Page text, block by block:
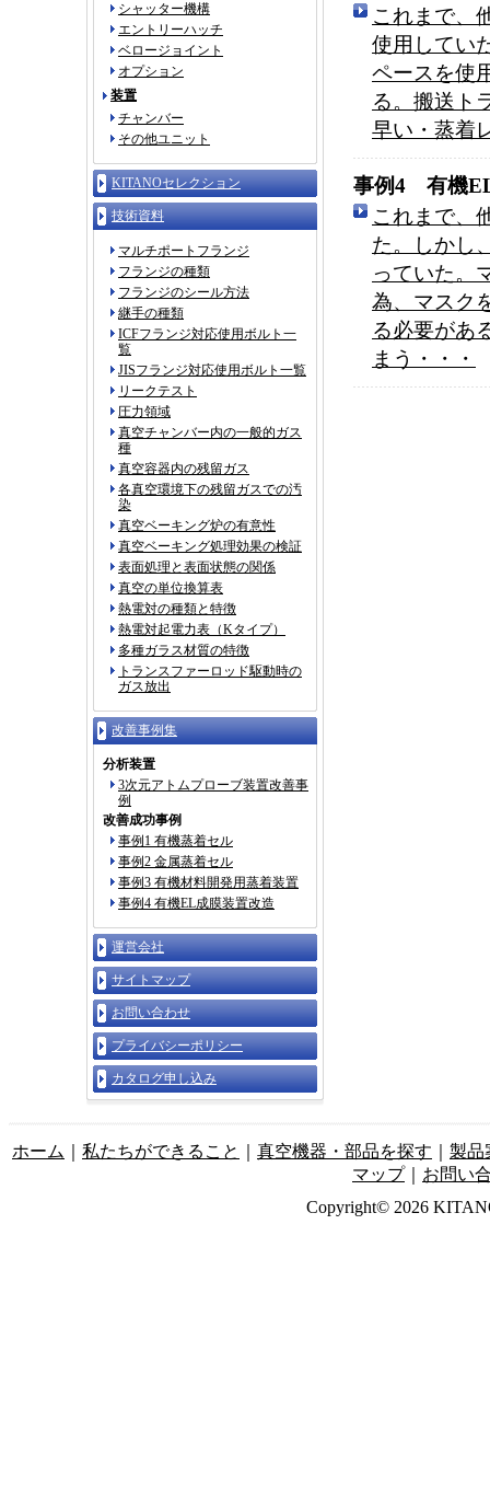
シャッター機構
エントリーハッチ
ベロージョイント
オプション
装置
チャンバー
その他ユニット
KITANOセレクション
技術資料
マルチポートフランジ
フランジの種類
フランジのシール方法
継手の種類
ICFフランジ対応使用ボルト一
覧
JISフランジ対応使用ボルト一覧
リークテスト
圧力領域
真空チャンバー内の一般的ガス
種
真空容器内の残留ガス
各真空環境下の残留ガスでの汚
染
真空ベーキング炉の有意性
真空ベーキング処理効果の検証
表面処理と表面状態の関係
真空の単位換算表
熱電対の種類と特徴
熱電対起電力表（Kタイプ）
多種ガラス材質の特徴
トランスファーロッド駆動時の
ガス放出
改善事例集
分析装置
3次元アトムプローブ装置改善事
例
改善成功事例
事例1 有機蒸着セル
事例2 金属蒸着セル
事例3 有機材料開発用蒸着装置
事例4 有機EL成膜装置改造
運営会社
サイトマップ
お問い合わせ
プライバシーポリシー
カタログ申し込み
これまで、
使用してい
ペースを使
る。搬送ト
早い・蒸着
事例4 有機
これまで、
た。しかし
っていた。
為、マスク
る必要があ
まう・・・
ホーム 私たちができること 真空機器・部品を探す
製品
マップ｜ お問い
Copyright© 2026